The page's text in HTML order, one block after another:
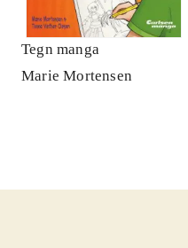
Tegn manga
Marie Mortensen